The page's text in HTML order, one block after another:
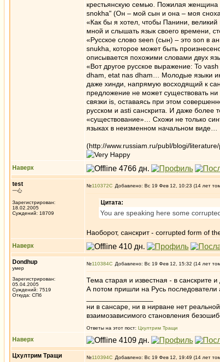
крестьянскую семью. Пожилая женщина
snokha" (Он – мой сын и она – моя
«Как бы я хотел, чтобы Панини,
мной и слышать язык своего времени,
«Русское слово seen (сын) – это son в
snukha, которое может быть
описывается похожими словами двух
«Вот другое русское выражение: To
dham, etat nas dham… Молодые языки
даже хинди, напрямую восходящий к
предложение не может существовать ни
связки is, оставаясь при этом
русском и asti санскрита. И даже более
«существование»… Схожи не только
языках в неизменном начальном виде…
(http://www.russiam.ru/publ/blogi/
Наверх
test
一心
Зарегистрирован:
18.02.2005
Суждений: 18709
№110372 Добавлено: Вс 19 Фев 12, 10:23 (14 лет
Цитата:
You are speaking here some
Наоборот, санскрит - corrupted form of
Наверх
Dondhup
умер
Зарегистрирован:
05.04.2005
Суждений: 7519
Откуда: СПб
№110384 Добавлено: Вс 19 Фев 12, 15:32 (14 лет
Тема старая и известная - в санскрите
А потом пришли на Русь
ни в сансаре, ни в нирване нет
взаимозависимого становления
Ответы на этот пост: Цхултрим Тращи
Наверх
Цхултрим Тращи №110394 Добавлено: Вс 19 Фев 12, 19:49 (14 лет